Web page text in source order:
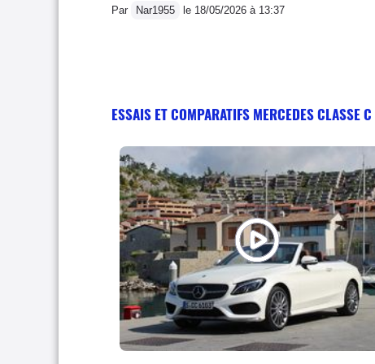
Par Nar1955 le 18/05/2026 à 13:37
ESSAIS ET COMPARATIFS MERCEDES CLASSE